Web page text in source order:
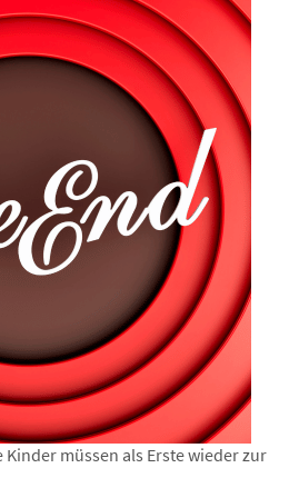
müssen als Erste wieder zur